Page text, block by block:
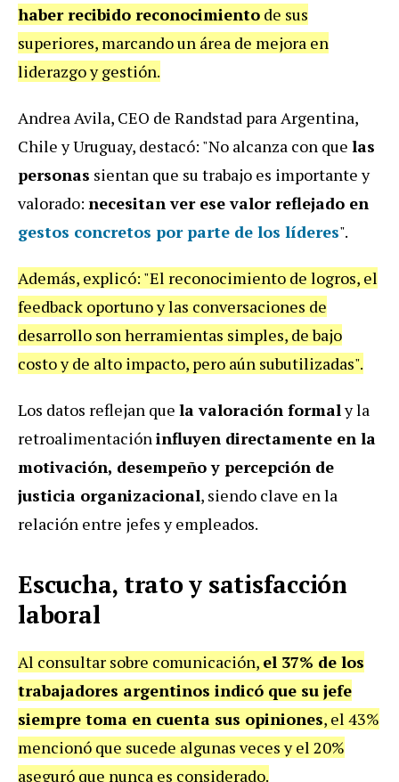
haber recibido reconocimiento de sus
superiores, marcando un área de mejora en
liderazgo y gestión.
Andrea Avila, CEO de Randstad para Argentina,
Chile y Uruguay, destacó: "No alcanza con que las
personas sientan que su trabajo es importante y
valorado: necesitan ver ese valor reflejado en
gestos concretos por parte de los líderes".
Además, explicó: "El reconocimiento de logros, el
feedback oportuno y las conversaciones de
desarrollo son herramientas simples, de bajo
costo y de alto impacto, pero aún subutilizadas".
Los datos reflejan que la valoración formaly la
retroalimentacióninfluyen directamente en la
motivación, desempeño y percepción de
justicia organizacional, siendo clave en la
relación entre jefes y empleados.
Escucha, trato y satisfacción
laboral
Al consultar sobre comunicación, el 37% de los
trabajadores argentinos indicó que su jefe
siempre toma en cuenta sus opiniones, el 43%
mencionó que sucede algunas veces y el 20%
aseguró que nunca es considerado.